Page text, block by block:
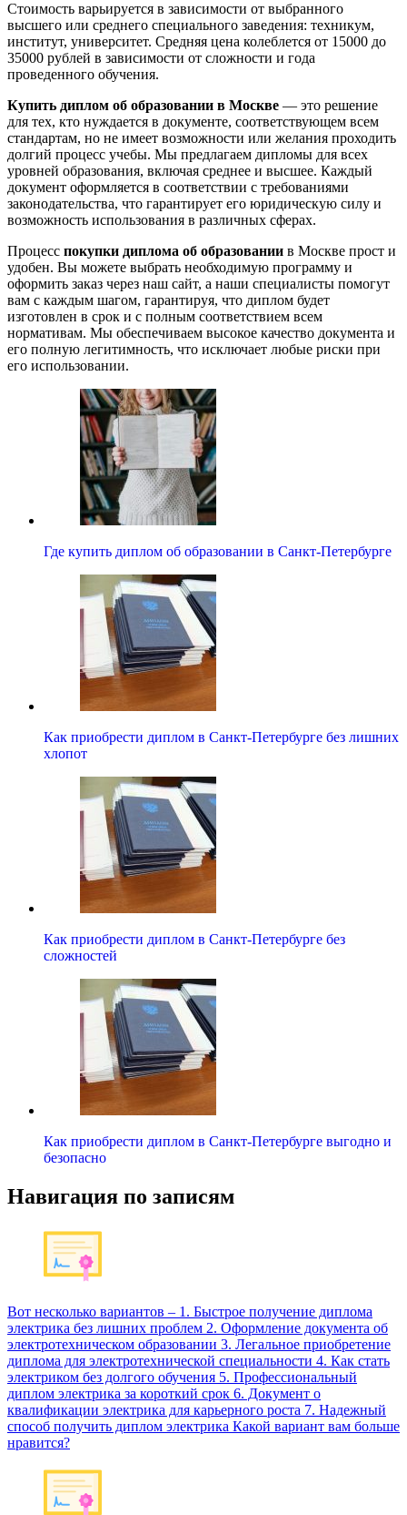
Стоимость варьируется в зависимости от выбранного
высшего или среднего специального заведения: техникум,
институт, университет. Средняя цена колеблется от 15000 до
35000 рублей в зависимости от сложности и года
проведенного обучения.
Купить диплом об образовании в Москве — это решение
для тех, кто нуждается в документе, соответствующем всем
стандартам, но не имеет возможности или желания проходить
долгий процесс учебы. Мы предлагаем дипломы для всех
уровней образования, включая среднее и высшее. Каждый
документ оформляется в соответствии с требованиями
законодательства, что гарантирует его юридическую силу и
возможность использования в различных сферах.
Процесс покупки диплома об образовании в Москве прост и
удобен. Вы можете выбрать необходимую программу и
оформить заказ через наш сайт, а наши специалисты помогут
вам с каждым шагом, гарантируя, что диплом будет
изготовлен в срок и с полным соответствием всем
нормативам. Мы обеспечиваем высокое качество документа и
его полную легитимность, что исключает любые риски при
его использовании.
Где купить диплом об образовании в Санкт-Петербурге
Как приобрести диплом в Санкт-Петербурге без лишних
хлопот
Как приобрести диплом в Санкт-Петербурге без
сложностей
Как приобрести диплом в Санкт-Петербурге выгодно и
безопасно
Навигация по записям
Вот несколько вариантов – 1. Быстрое получение диплома
электрика без лишних проблем 2. Оформление документа об
электротехническом образовании 3. Легальное приобретение
диплома для электротехнической специальности 4. Как стать
электриком без долгого обучения 5. Профессиональный
диплом электрика за короткий срок 6. Документ о
квалификации электрика для карьерного роста 7. Надежный
способ получить диплом электрика Какой вариант вам больше
нравится?